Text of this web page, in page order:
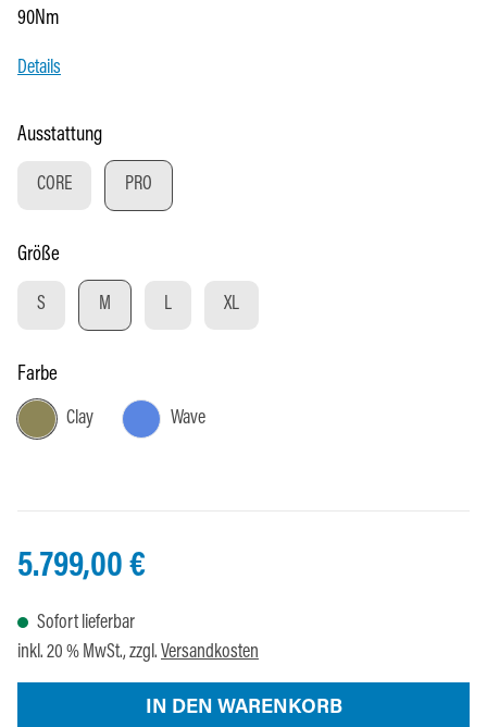
90Nm
Details
Ausstattungauswählen
CORE PRO
Größeauswählen
S M L XL
Farbeauswählen
Clay Wave
5.799,00 €
Sofort lieferbar
inkl. 20 % MwSt., zzgl. Versandkosten
IN DEN WARENKORB